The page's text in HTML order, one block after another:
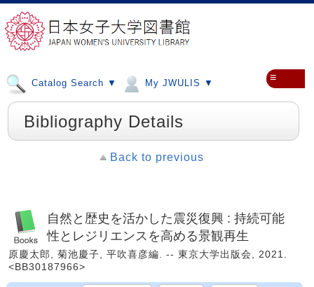
Catalog Search ▼ My JWULIS ▼ ≡
Bibliography Details
Back to previous
自然と歴史を活かした震災復興 : 持続可能
性とレジリエンスを高める景観再生
原慶太郎, 菊池慶子, 平吹喜彦編. -- 東京大学出版会, 2021.
<BB30187966>